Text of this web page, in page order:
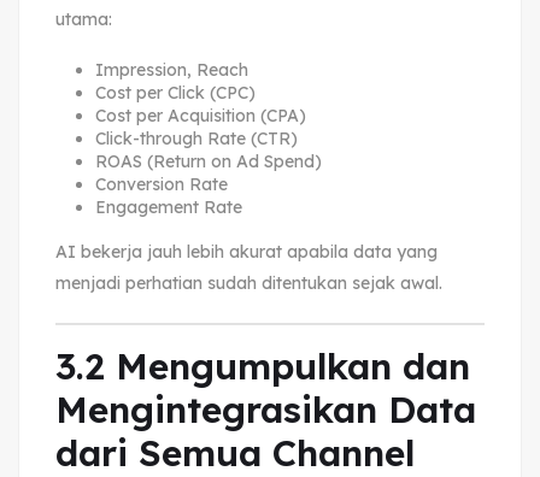
utama:
Impression, Reach
Cost per Click (CPC)
Cost per Acquisition (CPA)
Click-through Rate (CTR)
ROAS (Return on Ad Spend)
Conversion Rate
Engagement Rate
AI bekerja jauh lebih akurat apabila data yang
menjadi perhatian sudah ditentukan sejak awal.
3.2 Mengumpulkan dan
Mengintegrasikan Data
dari Semua Channel